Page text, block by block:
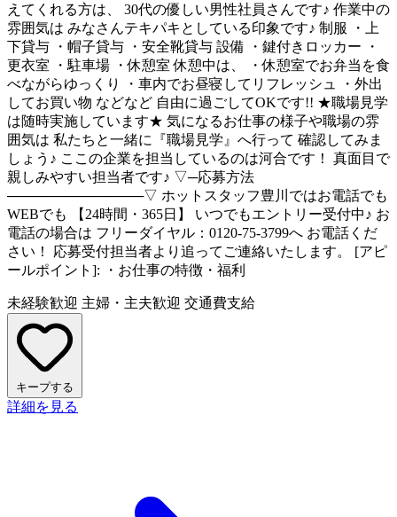
えてくれる方は、 30代の優しい男性社員さんです♪ 作業中の
雰囲気は みなさんテキパキとしている印象です♪ 制服 ・上
下貸与 ・帽子貸与 ・安全靴貸与 設備 ・鍵付きロッカー ・
更衣室 ・駐車場 ・休憩室 休憩中は、 ・休憩室でお弁当を食
べながらゆっくり ・車内でお昼寝してリフレッシュ ・外出
してお買い物 などなど 自由に過ごしてOKです!! ★職場見学
は随時実施しています★ 気になるお仕事の様子や職場の雰
囲気は 私たちと一緒に『職場見学』へ行って 確認してみま
しょう♪ ここの企業を担当しているのは河合です！ 真面目で
親しみやすい担当者です♪ ▽─応募方法
──────────────▽ ホットスタッフ豊川ではお電話でも
WEBでも 【24時間・365日】 いつでもエントリー受付中♪ お
電話の場合は フリーダイヤル：0120-75-3799へ お電話くだ
さい！ 応募受付担当者より追ってご連絡いたします。 [アピ
ールポイント]: ・お仕事の特徴・福利
未経験歓迎 主婦・主夫歓迎 交通費支給
キープする
詳細を見る